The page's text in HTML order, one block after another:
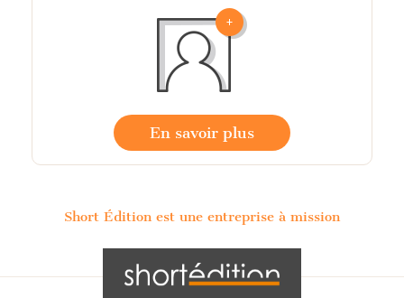
En savoir plus
Short Édition est une entreprise à mission